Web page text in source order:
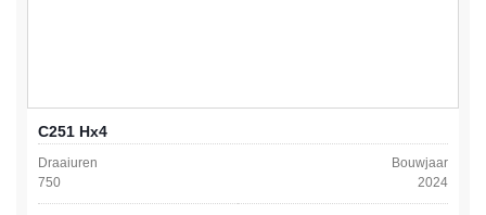
C251 Hx4
Draaiuren
750
Bouwjaar
2024